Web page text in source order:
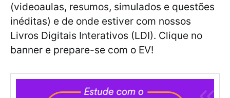
(videoaulas, resumos, simulados e questões
inéditas) e de onde estiver com nossos
Livros Digitais Interativos (LDI). Clique no
banner e prepare-se com o EV!